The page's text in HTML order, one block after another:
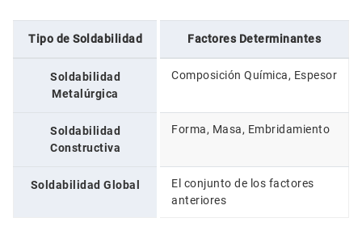
Tipo de Soldabilidad Factores Determinantes
Soldabilidad
Metalúrgica
Composición Química, Espesor
Soldabilidad
Constructiva
Forma, Masa, Embridamiento
Soldabilidad Global
El conjunto de los factores
anteriores